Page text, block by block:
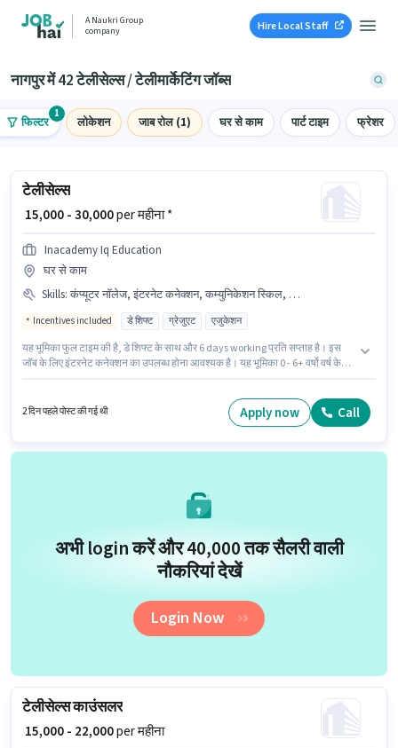
A Naukri Group
company
Hire Local Staff
नागपुर में 42 टेलीसेल्स / टेलीमार्केटिंग जॉब्स
फिल्टर
1
लोकेशन जाब रोल (1) घर से काम पार्ट टाइम फ्रेशर
टेलीसेल्स
₹ 15,000 - 30,000per महीना *
Inacademy Iq Education
घर से काम
Skills: कंप्यूटर नॉलेज, इंटरनेट कनेक्शन, कम्युनिकेशन स्किल, वायरिंग, डोमेस्टिक कॉलिंग, लीड जनरेशन, आउटबाउंड/कोल्ड कॉलिंग
Incentives included डे शिफ्ट ग्रेजुएट एजुकेशन
यह भूमिका फुल टाइम की है, डे शिफ्ट के साथ और 6 days working प्रति सप्ताह है। इस
जॉब के लिए इंटरनेट कनेक्शन का उपलब्ध होना आवश्यक है। यह भूमिका 0 - 6+ वर्षो वर्ष के
कंप्यूटर नॉलेज जैसी स्किल्स होनी चाहिए। यह वैकेंसी वरोदा, नागपुर में है। इस पद के लिए
2 दिन पहले पोस्ट की गई थी Apply now Call
अभी login करें और ₹40,000 तक सैलरी वाली
नौकरियां देखें
Login Now
टेलीसेल्स काउंसलर
₹ 15,000 - 22,000per महीना